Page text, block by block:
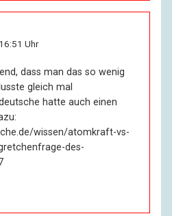
Uhr
dass man das so wenig
gleich mal
hatte auch einen
wissen/atomkraft-vs-
des-